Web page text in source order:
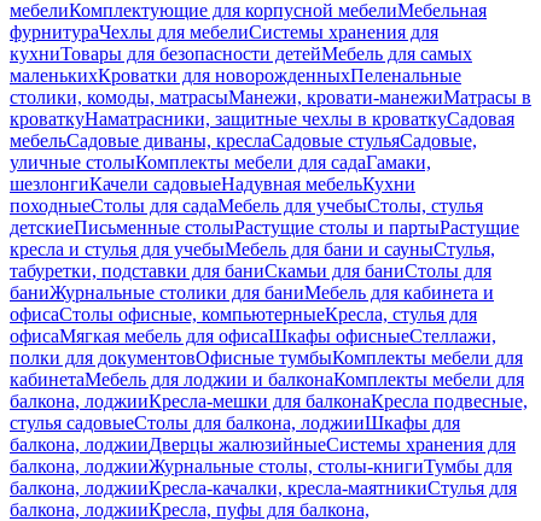
мебелиКомплектующие для корпусной мебелиМебельная
фурнитураЧехлы для мебелиСистемы хранения для
кухниТовары для безопасности детейМебель для самых
маленькихКроватки для новорожденныхПеленальные
столики, комоды, матрасыМанежи, кровати-манежиМатрасы в
кроваткуНаматрасники, защитные чехлы в кроваткуСадовая
мебельСадовые диваны, креслаСадовые стульяСадовые,
уличные столыКомплекты мебели для садаГамаки,
шезлонгиКачели садовыеНадувная мебельКухни
походныеСтолы для садаМебель для учебыСтолы, стулья
детскиеПисьменные столыРастущие столы и партыРастущие
кресла и стулья для учебыМебель для бани и сауныСтулья,
табуретки, подставки для баниСкамьи для баниСтолы для
баниЖурнальные столики для баниМебель для кабинета и
офисаСтолы офисные, компьютерныеКресла, стулья для
офисаМягкая мебель для офисаШкафы офисныеСтеллажи,
полки для документовОфисные тумбыКомплекты мебели для
кабинетаМебель для лоджии и балконаКомплекты мебели для
балкона, лоджииКресла-мешки для балконаКресла подвесные,
стулья садовыеСтолы для балкона, лоджииШкафы для
балкона, лоджииДверцы жалюзийныеСистемы хранения для
балкона, лоджииЖурнальные столы, столы-книгиТумбы для
балкона, лоджииКресла-качалки, кресла-маятникиСтулья для
балкона, лоджииКресла, пуфы для балкона,